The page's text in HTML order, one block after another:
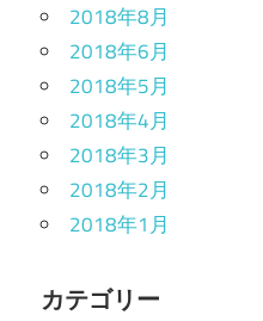
2018年8月
2018年6月
2018年5月
2018年4月
2018年3月
2018年2月
2018年1月
カテゴリー